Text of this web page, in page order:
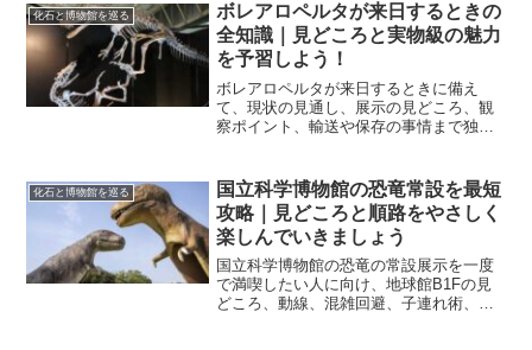
化石と博物館を巡る
ボレアロペルタが来日するときの
全知識｜見どころと実物級の魅力
を予習しよう！
ボレアロペルタが来日するときに備え
て、現状の見通し、展示の見どころ、観
察ポイント、輸送や保存の事情まで独自
説します。
化石と博物館を巡る
国立科学博物館の恐竜常設を最短
攻略｜見どころと順路をやさしく
楽しんでいきましょう
国立科学博物館の恐竜の常設展示を一度
で満喫したい人に向け、地球館B1Fの見
どころ、動線、混雑回避、子連れ術、研